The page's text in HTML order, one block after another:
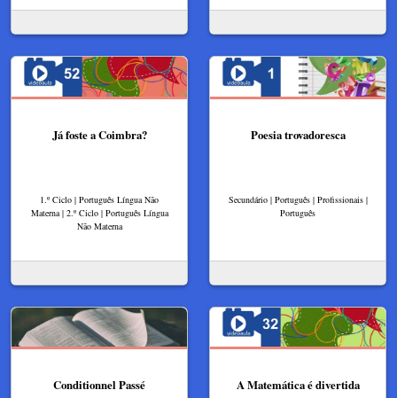
Já foste a Coimbra?
1.º Ciclo | Português Língua Não
Materna | 2.º Ciclo | Português Língua
Não Materna
Poesia trovadoresca
Secundário | Português | Profissionais |
Português
Conditionnel Passé A Matemática é divertida